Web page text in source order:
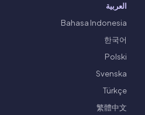
العربية
Bahasa Indonesia
한국어
Polski
Svenska
Türkçe
繁體中文